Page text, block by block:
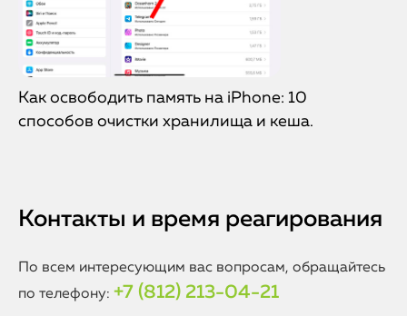
Как освободить память на iPhone: 10
способов очистки хранилища и кеша.
Контакты и время реагирования
По всем интересующим вас вопросам, обращайтесь
по телефону: +7 (812) 213-04-21